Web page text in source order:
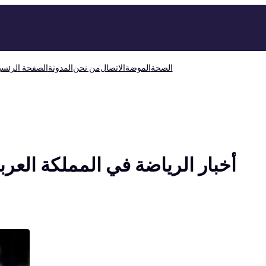
الصفحةالمدونةمن نحنالاتصالالموضةالصحة
أخبار الرياضة في المملكة